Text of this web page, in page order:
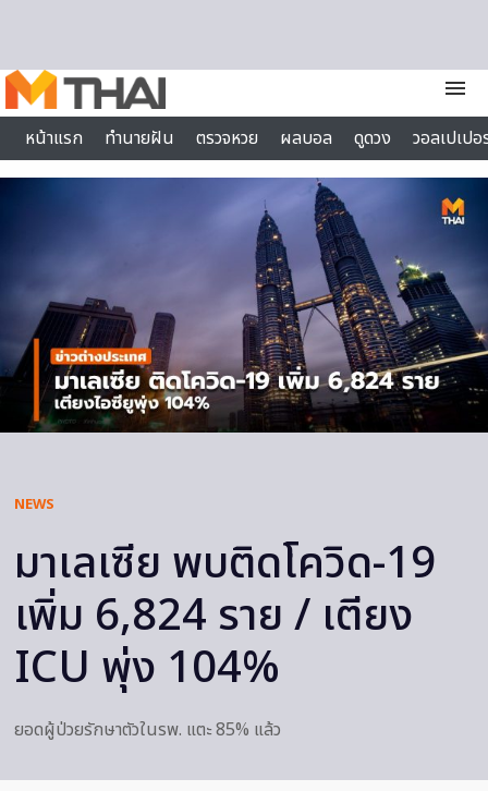
menu
หน้าแรก
ทำนายฝัน ตรวจหวย ผลบอล ดูดวง
วอลเปเป
ไลฟ์สไตล์
NEWS
มาเลเซีย พบติดโควิด-19
เพิ่ม 6,824 ราย / เตียง
ICU พุ่ง 104%
ยอดผู้ป่วยรักษาตัวในรพ. แตะ 85% แล้ว